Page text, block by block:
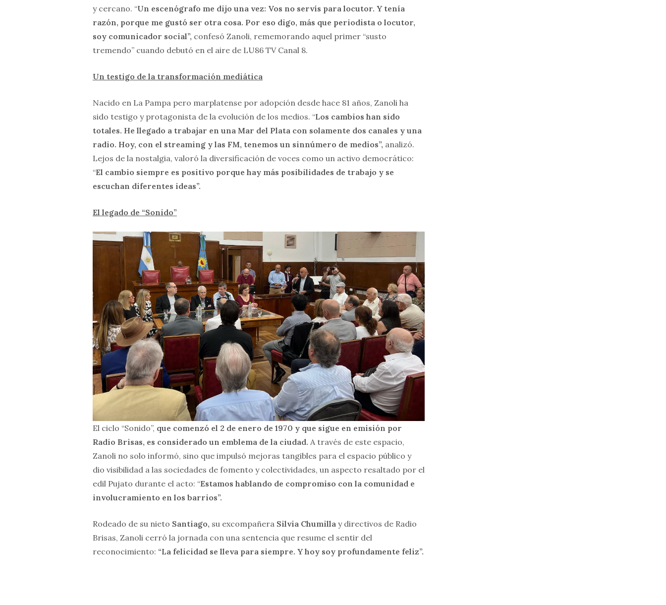
y cercano. “Un escenógrafo me dijo una vez: Vos no servís para locutor. Y tenía
razón, porque me gustó ser otra cosa. Por eso digo, más que periodista o locutor,
soy comunicador social”, confesó Zanoli, rememorando aquel primer “susto
tremendo” cuando debutó en el aire de LU86 TV Canal 8.
Un testigo de la transformación mediática
Nacido en La Pampa pero marplatense por adopción desde hace 81 años, Zanoli ha
sido testigo y protagonista de la evolución de los medios. “Los cambios han sido
totales. He llegado a trabajar en una Mar del Plata con solamente dos canales y una
radio. Hoy, con el streaming y las FM, tenemos un sinnúmero de medios”, analizó.
Lejos de la nostalgia, valoró la diversificación de voces como un activo democrático:
“El cambio siempre es positivo porque hay más posibilidades de trabajo y se
escuchan diferentes ideas”.
El legado de “Sonido”
El ciclo “Sonido”, que comenzó el 2 de enero de 1970 y que sigue en emisión por
Radio Brisas, es considerado un emblema de la ciudad. A través de este espacio,
Zanoli no solo informó, sino que impulsó mejoras tangibles para el espacio público y
dio visibilidad a las sociedades de fomento y colectividades, un aspecto resaltado por el
edil Pujato durante el acto: “Estamos hablando de compromiso con la comunidad e
involucramiento en los barrios”.
Rodeado de su nieto Santiago, su excompañera Silvia Chumilla y directivos de Radio
Brisas, Zanoli cerró la jornada con una sentencia que resume el sentir del
reconocimiento: “La felicidad se lleva para siempre. Y hoy soy profundamente feliz”.